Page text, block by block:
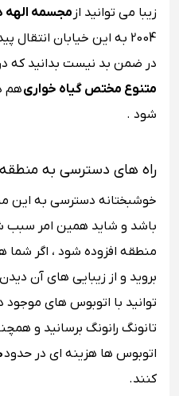
زیبا می توانید از مجسمه الهه
2004 به این خیابان
در ضمن بد نیست بدانید که
متنوع مختص گیاه خواریهم
شود .
راه های دسترسی به
خوشبختانه دسترسی به این
باشد و شاید همین امر سبب
منطقه افزوده شود ، اگر
بروید و از زیبایی های آن
توانید با اتوبوس های
تانونگ رانونگ برسانید و
اتوبوس ها هزینه ای در حدود
کنند.